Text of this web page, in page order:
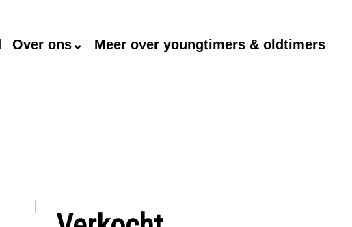
Over ons⌄ Meer over youngtimers & oldtimers